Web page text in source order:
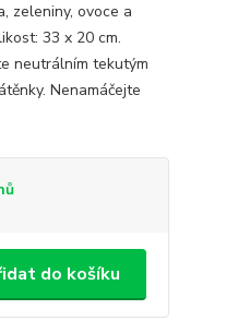
zeleniny, ovoce a
33 x 20 cm.
neutrálním tekutým
Nenamáčejte
do košíku